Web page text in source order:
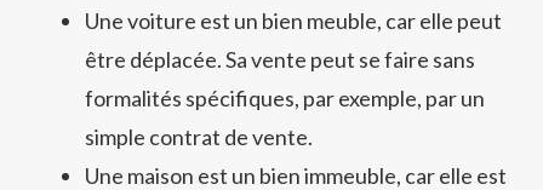
Une voiture est un bien meuble, car elle peut
être déplacée. Sa vente peut se faire sans
formalités spécifiques, par exemple, par un
simple contrat de vente.
Une maison est un bien immeuble, car elle est